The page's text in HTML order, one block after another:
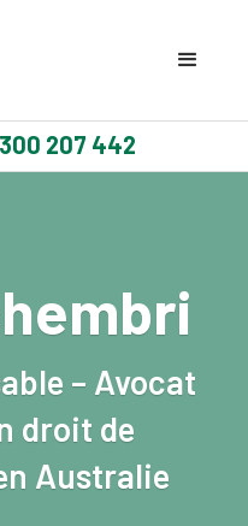
207 442
– Avocat
droit de
Australie